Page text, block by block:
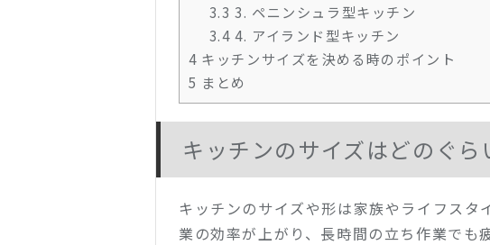
3.3 3. ペニンシュラ型キッチン
3.4 4. アイランド型キッチン
4 キッチンサイズを決める時のポイント
5 まとめ
キッチンのサイズはどのぐら
キッチンのサイズや形は家族やライフスタ
業の効率が上がり、長時間の立ち作業でも